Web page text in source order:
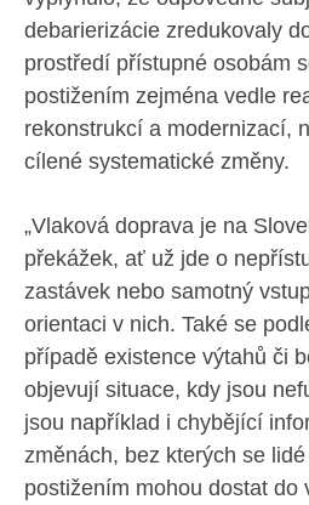
debarierizácie zredukovaly
prostředí přístupné osobám
postižením zejména vedle
rekonstrukcí a modernizací,
cílené systematické změny.
„Vlaková doprava je na
překážek, ať už jde o
zastávek nebo samotný
orientaci v nich. Také se
případě existence výtahů či
objevují situace, kdy jsou
jsou například i chybějící
změnách, bez kterých se
postižením mohou dostat do